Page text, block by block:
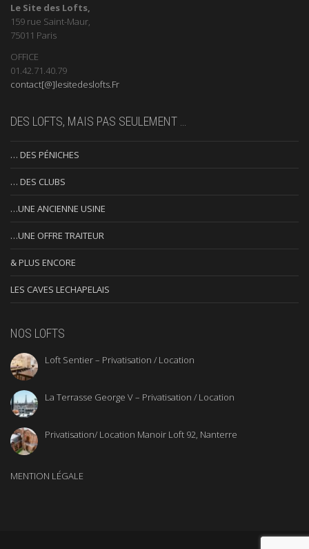
Le Site des Lofts,
159 rue Saint-Maur,
75011 Paris
OFFICE
01.42.71.40.79
contact[@]lesitedeslofts.Fr
DES LOFTS, MAIS PAS SEULEMENT …
… DES PÉNICHES
… DES CLUBS
…UNE ANCIENNE USINE
…UNE OFFRE TRAITEUR
& PLUS ENCORE
LES CAVES LECHAPELAIS
NOS LOFTS
Loft Sentier – Privatisation / Location
La Terrasse George V – Privatisation / Location
Privatisation/ Location Manoir Loft 92, Nanterre
MENTION LÉGALE